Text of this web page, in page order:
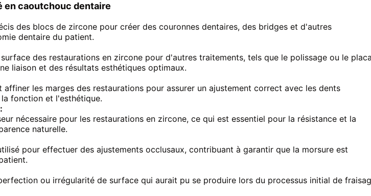
en caoutchouc dentaire
des blocs de zircone pour créer des couronnes dentaires, des bridges et d'autres
dentaire du patient.
des restaurations en zircone pour d'autres traitements, tels que le polissage ou le
liaison et des résultats esthétiques optimaux.
affiner les marges des restaurations pour assurer un ajustement correct avec les dents
fonction et l'esthétique.
nécessaire pour les restaurations en zircone, ce qui est essentiel pour la résistance et la
naturelle.
pour effectuer des ajustements occlusaux, contribuant à garantir que la morsure est
ou irrégularité de surface qui aurait pu se produire lors du processus initial de